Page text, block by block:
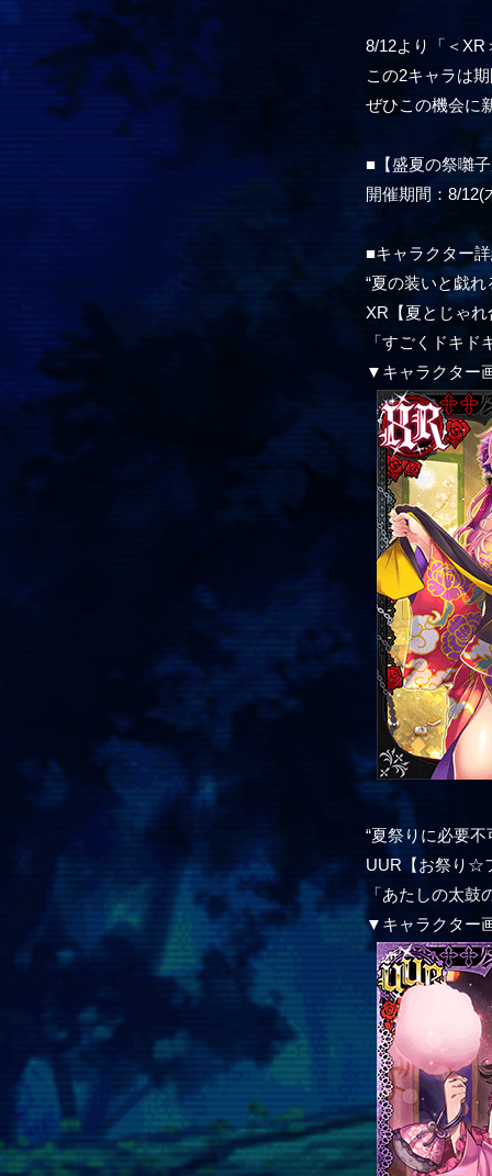
8/12より「＜XR
この2キャラは
ぜひこの機会に
■【盛夏の祭囃
開催期間：8/12(
■キャラクター
“夏の装いと戯れ
XR【夏とじゃ
「すごくドキ
▼キャラクター
“夏祭りに必要
UUR【お祭り☆
「あたしの太鼓
▼キャラクター